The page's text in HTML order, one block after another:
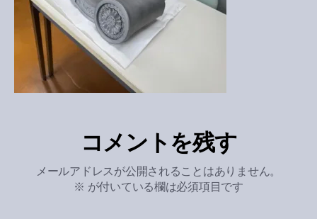
コメントを残す
メールアドレスが公開されることはありません。
※ が付いている欄は必須項目です